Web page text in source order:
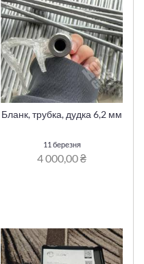
Бланк, трубка, дудка 6,2 мм
11 березня
4 000,00 ₴